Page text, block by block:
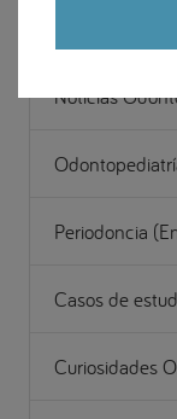
Noticias
Periodoncia
Casos de
Curiosidades